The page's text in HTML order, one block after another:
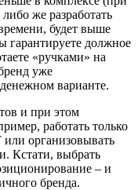
же разработать
будет выше
гарантируете должное
«ручками» на
уже
варианте.
и при этом
работать только
организовывать
Кстати, выбрать
– и
бренда.